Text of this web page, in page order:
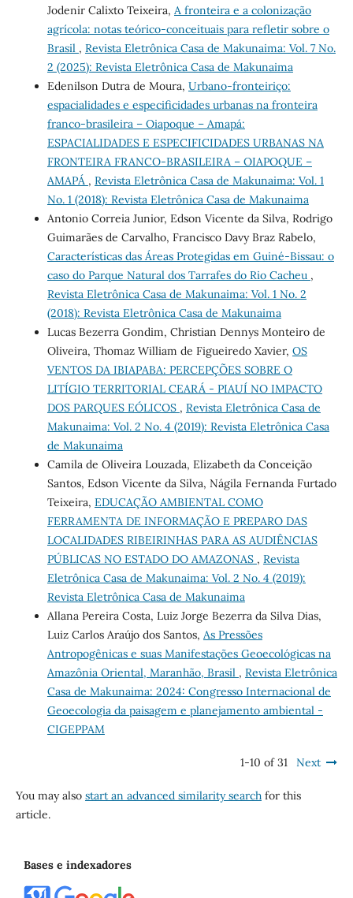
Jodenir Calixto Teixeira, A fronteira e a colonização
agrícola: notas teórico-conceituais para refletir sobre o
Brasil , Revista Eletrônica Casa de Makunaima: Vol. 7 No.
2 (2025): Revista Eletrônica Casa de Makunaima
Edenilson Dutra de Moura, Urbano-fronteiriço:
espacialidades e especificidades urbanas na fronteira
franco-brasileira – Oiapoque – Amapá:
ESPACIALIDADES E ESPECIFICIDADES URBANAS NA
FRONTEIRA FRANCO-BRASILEIRA – OIAPOQUE –
AMAPÁ , Revista Eletrônica Casa de Makunaima: Vol. 1
No. 1 (2018): Revista Eletrônica Casa de Makunaima
Antonio Correia Junior, Edson Vicente da Silva, Rodrigo
Guimarães de Carvalho, Francisco Davy Braz Rabelo,
Características das Áreas Protegidas em Guiné-Bissau: o
caso do Parque Natural dos Tarrafes do Rio Cacheu ,
Revista Eletrônica Casa de Makunaima: Vol. 1 No. 2
(2018): Revista Eletrônica Casa de Makunaima
Lucas Bezerra Gondim, Christian Dennys Monteiro de
Oliveira, Thomaz William de Figueiredo Xavier, OS
VENTOS DA IBIAPABA: PERCEPÇÕES SOBRE O
LITÍGIO TERRITORIAL CEARÁ - PIAUÍ NO IMPACTO
DOS PARQUES EÓLICOS , Revista Eletrônica Casa de
Makunaima: Vol. 2 No. 4 (2019): Revista Eletrônica Casa
de Makunaima
Camila de Oliveira Louzada, Elizabeth da Conceição
Santos, Edson Vicente da Silva, Nágila Fernanda Furtado
Teixeira, EDUCAÇÃO AMBIENTAL COMO
FERRAMENTA DE INFORMAÇÃO E PREPARO DAS
LOCALIDADES RIBEIRINHAS PARA AS AUDIÊNCIAS
PÚBLICAS NO ESTADO DO AMAZONAS , Revista
Eletrônica Casa de Makunaima: Vol. 2 No. 4 (2019):
Revista Eletrônica Casa de Makunaima
Allana Pereira Costa, Luiz Jorge Bezerra da Silva Dias,
Luiz Carlos Araújo dos Santos, As Pressões
Antropogênicas e suas Manifestações Geoecológicas na
Amazônia Oriental, Maranhão, Brasil , Revista Eletrônica
Casa de Makunaima: 2024: Congresso Internacional de
Geoecologia da paisagem e planejamento ambiental -
CIGEPPAM
1-10 of 31 Next
You may also start an advanced similarity searchfor this
article.
Bases e indexadores